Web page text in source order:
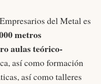
del Metal es
metros
aulas teórico-
así como formación
así como talleres